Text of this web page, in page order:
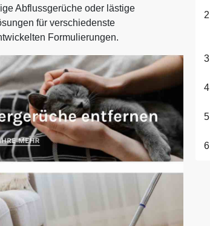
Abflussgerüche oder lästige
für verschiedenste
Formulierungen.